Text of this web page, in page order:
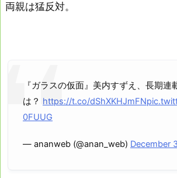
両親は猛反対。
『ガラスの仮面』美内すずえ、長期連
は？ https://t.co/dShXKHJmFN
0FUUG
— ananweb (@anan_web) December